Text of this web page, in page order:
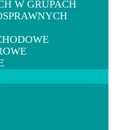
W GRUPACH